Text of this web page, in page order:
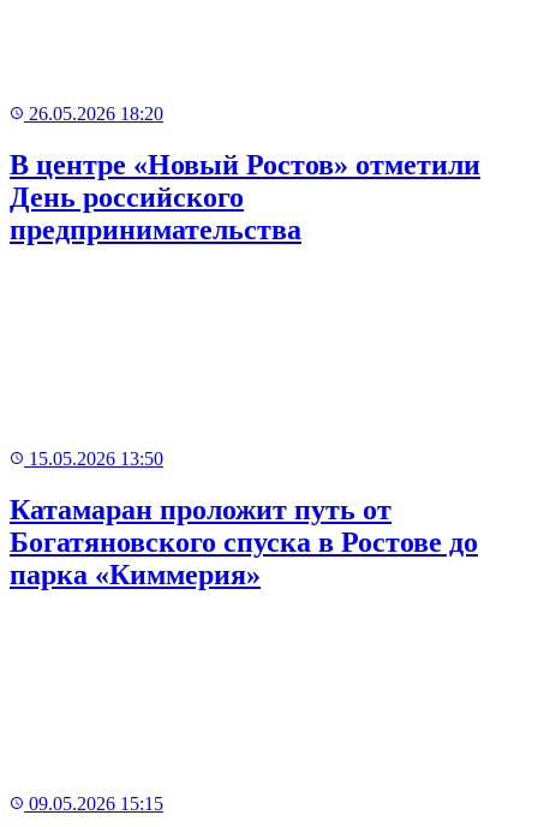
26.05.2026 18:20
В центре «Новый Ростов» отметили
День российского
предпринимательства
15.05.2026 13:50
Катамаран проложит путь от
Богатяновского спуска в Ростове до
парка «Киммерия»
09.05.2026 15:15